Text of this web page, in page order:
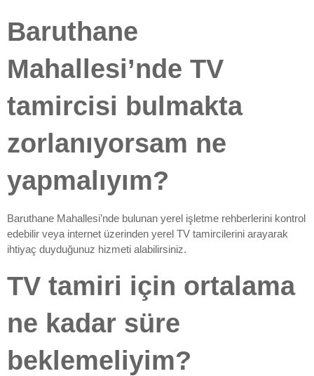
Baruthane
Mahallesi’nde TV
tamircisi bulmakta
zorlanıyorsam ne
yapmalıyım?
Baruthane Mahallesi’nde bulunan yerel işletme rehberlerini kontrol
edebilir veya internet üzerinden yerel TV tamircilerini arayarak
ihtiyaç duyduğunuz hizmeti alabilirsiniz.
TV tamiri için ortalama
ne kadar süre
beklemeliyim?